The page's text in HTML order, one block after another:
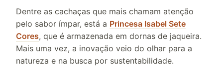
Dentre as cachaças que mais chamam atenção
pelo sabor ímpar, está a Princesa Isabel Sete
Cores, que é armazenada em dornas de jaqueira.
Mais uma vez, a inovação veio do olhar para a
natureza e na busca por sustentabilidade.